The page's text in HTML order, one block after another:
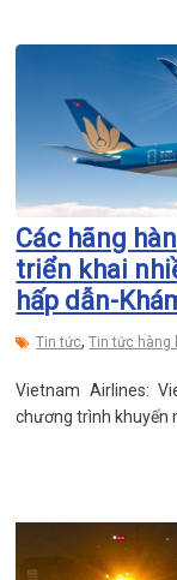
Các hãng
triển khai
hấp dẫn-
Tin tức,Tin tức hàng
Vietnam Airlines:
chương trình khuyến